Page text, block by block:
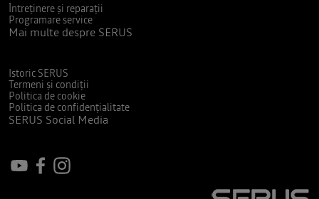
Întreținere și reparații
Programare service
Mai multe despre SERUS
Istoric SERUS
Termeni și condiții
Politica de cookie
Politica de confidențialitate
SERUS Social Media